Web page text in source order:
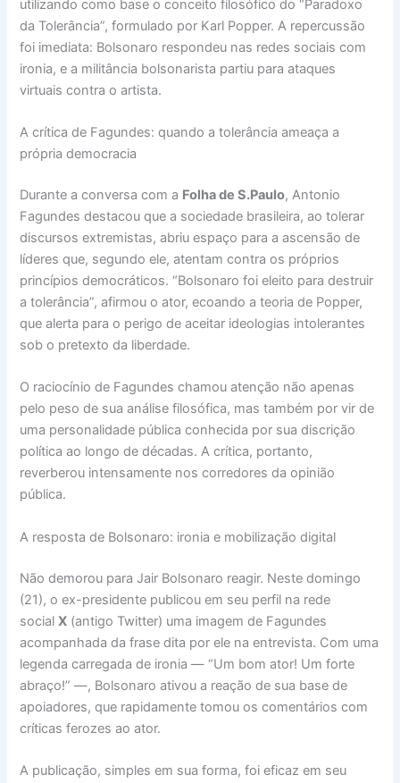
utilizando como base o conceito filosófico do “Paradoxo
da Tolerância”, formulado por Karl Popper. A repercussão
foi imediata: Bolsonaro respondeu nas redes sociais com
ironia, e a militância bolsonarista partiu para ataques
virtuais contra o artista.
A crítica de Fagundes: quando a tolerância ameaça a
própria democracia
Durante a conversa com a Folha de S.Paulo, Antonio
Fagundes destacou que a sociedade brasileira, ao tolerar
discursos extremistas, abriu espaço para a ascensão de
líderes que, segundo ele, atentam contra os próprios
princípios democráticos. “Bolsonaro foi eleito para destruir
a tolerância”, afirmou o ator, ecoando a teoria de Popper,
que alerta para o perigo de aceitar ideologias intolerantes
sob o pretexto da liberdade.
O raciocínio de Fagundes chamou atenção não apenas
pelo peso de sua análise filosófica, mas também por vir de
uma personalidade pública conhecida por sua discrição
política ao longo de décadas. A crítica, portanto,
reverberou intensamente nos corredores da opinião
pública.
A resposta de Bolsonaro: ironia e mobilização digital
Não demorou para Jair Bolsonaro reagir. Neste domingo
(21), o ex-presidente publicou em seu perfil na rede
socialX (antigo Twitter) uma imagem de Fagundes
acompanhada da frase dita por ele na entrevista. Com uma
legenda carregada de ironia — “Um bom ator! Um forte
abraço!” —, Bolsonaro ativou a reação de sua base de
apoiadores, que rapidamente tomou os comentários com
críticas ferozes ao ator.
A publicação, simples em sua forma, foi eficaz em seu